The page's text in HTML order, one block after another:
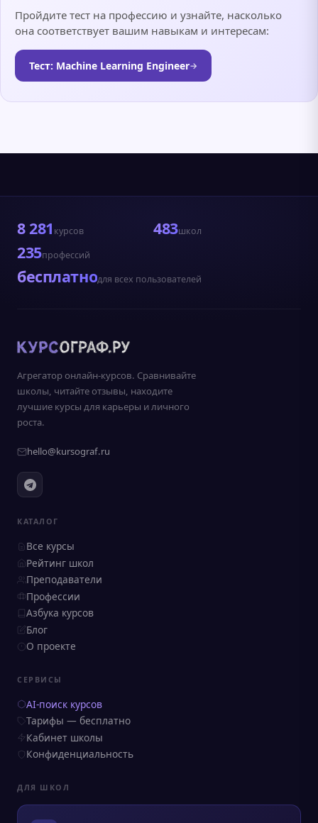
Пройдите тест на профессию и узнайте, насколько
она соответствует вашим навыкам и интересам:
Тест: Machine Learning Engineer→
8 281 курсов 483школ
235профессий
бесплатнодля всех пользователей
Агрегатор онлайн-курсов. Сравнивайте
школы, читайте отзывы, находите
лучшие курсы для карьеры и личного
роста.
hello@kursograf.ru
КАТАЛОГ
Все курсы
Рейтинг школ
Преподаватели
Профессии
Азбука курсов
Блог
О проекте
СЕРВИСЫ
AI-поиск курсов
Тарифы — бесплатно
Кабинет школы
Конфиденциальность
ДЛЯ ШКОЛ